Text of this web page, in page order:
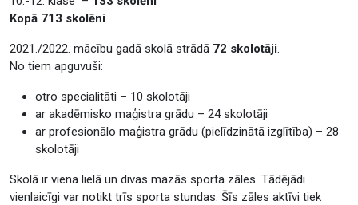
Kopā 713 skolēni
2021./2022. mācību gadā skolā strādā 72 skolotāji.
No tiem apguvuši:
otro specialitāti – 10 skolotāji
ar akadēmisko maģistra grādu – 24 skolotāji
ar profesionālo maģistra grādu (pielīdzinātā izglītība) – 28
skolotāji
Skolā ir viena lielā un divas mazās sporta zāles. Tādējādi
vienlaicīgi var notikt trīs sporta stundas. Šīs zāles aktīvi tiek